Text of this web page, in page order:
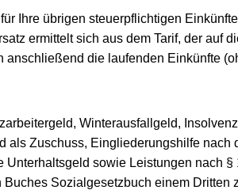
Ihre übrigen steuerpflichtigen
ermittelt sich aus dem Tarif, der auf
die laufenden Einkünfte
Winterausfallgeld,
Zuschuss, Eingliederungshilfe
sowie Leistungen nach
Sozialgesetzbuch einem Dritten